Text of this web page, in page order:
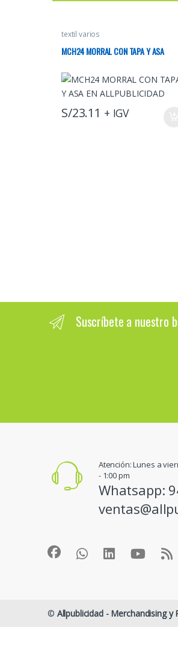
textil varios
MCH24 MORRAL CON TAPA Y ASA
S/23.11 + IGV
Suscríbete a nuestro
Atención: Lunes a
- 1:00 pm
Whatsapp:
© Allpublicidad - Merchandising y